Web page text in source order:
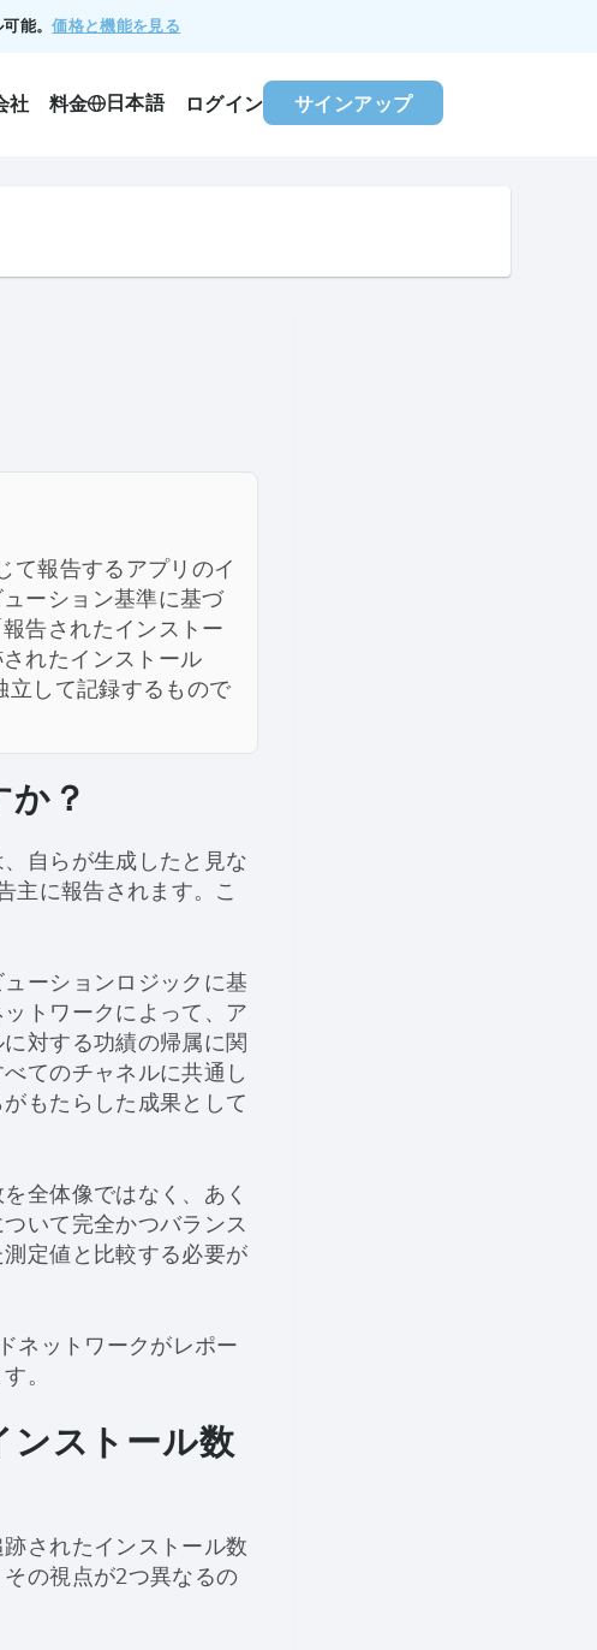
能。価格と機能を見る
社 料金 日本語 ログイン サインアップ
て報告するアプリのイ
ーション基準に基づ
告されたインストー
れたインストール
立して記録するもので
か？
自らが生成したと見な
主に報告されます。こ
ーションロジックに基
トワークによって、ア
対する功績の帰属に関
てのチャネルに共通し
もたらした成果として
全体像ではなく、あく
いて完全かつバランス
定値と比較する必要が
ネットワークがレポー
。
ンストール数
されたインストール数
の視点が2つ異なるの